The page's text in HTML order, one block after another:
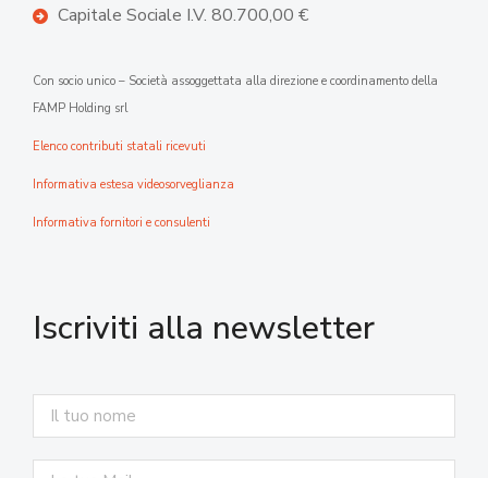
Capitale Sociale I.V. 80.700,00 €
Con socio unico – Società assoggettata alla direzione e coordinamento della
FAMP Holding srl
Elenco contributi statali ricevuti
Informativa estesa videosorveglianza
Informativa fornitori e consulenti
Iscriviti alla newsletter